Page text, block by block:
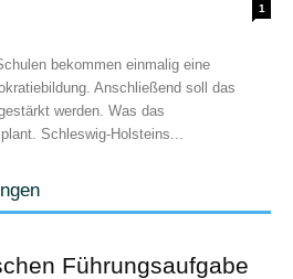
1
bekommen einmalig eine
Anschließend soll das
werden. Was das
Schleswig-Holsteins...
Führungsaufgabe